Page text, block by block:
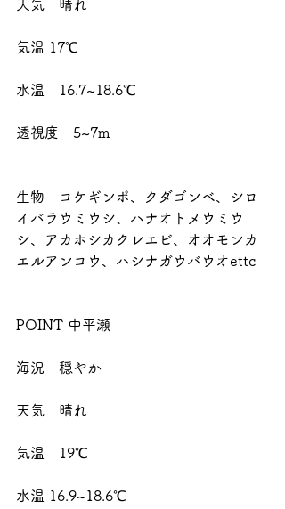
天気　晴れ
気温 17℃
水温　16.7~18.6℃
透視度　5~7m
生物　コケギンポ、クダゴンベ、シロ
イバラウミウシ、ハナオトメウミウ
シ、アカホシカクレエビ、オオモンカ
エルアンコウ、ハシナガウバウオettc
POINT 中平瀬
海況　穏やか
天気　晴れ
気温　19℃
水温 16.9~18.6℃